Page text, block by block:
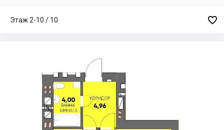
Этаж 2-10 / 10 